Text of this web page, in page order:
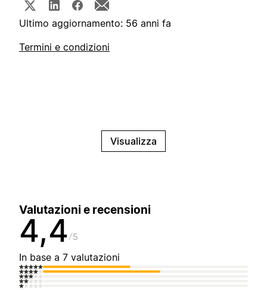
Ultimo aggiornamento: 56 anni fa
Termini e condizioni
Visualizza
Valutazioni e recensioni
4,4 5
In base a 7 valutazioni